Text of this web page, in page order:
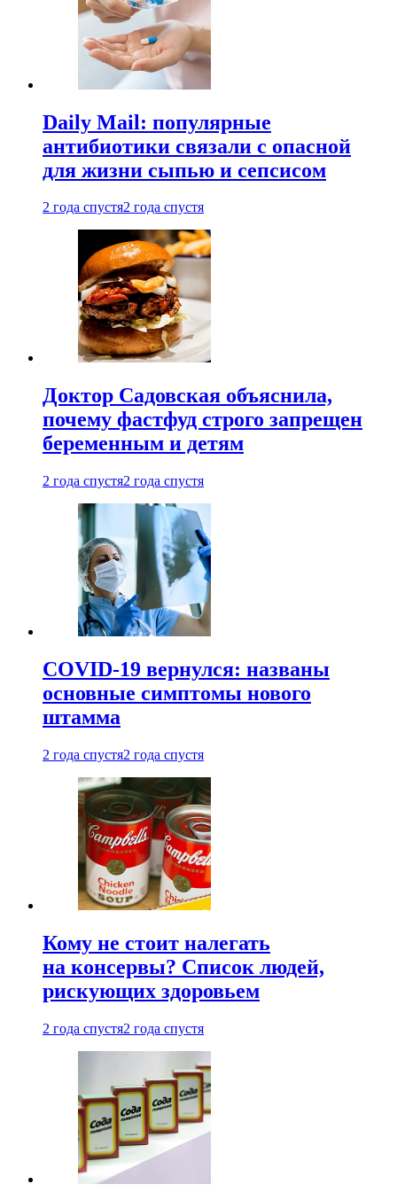
Daily Mail: популярные
антибиотики связали с опасной
для жизни сыпью и сепсисом
2 года спустя2 года спустя
Доктор Садовская объяснила,
почему фастфуд строго запрещен
беременным и детям
2 года спустя2 года спустя
COVID-19 вернулся: названы
основные симптомы нового
штамма
2 года спустя2 года спустя
Кому не стоит налегать
на консервы? Список людей,
рискующих здоровьем
2 года спустя2 года спустя